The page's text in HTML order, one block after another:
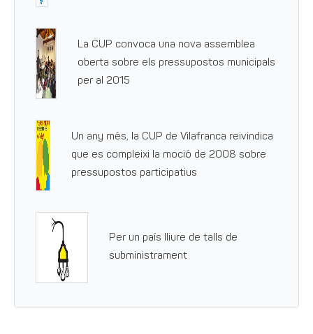
La CUP convoca una nova assemblea
oberta sobre els pressupostos municipals
per al 2015
Un any més, la CUP de Vilafranca reivindica
que es compleixi la moció de 2008 sobre
pressupostos participatius
Per un país lliure de talls de
subministrament